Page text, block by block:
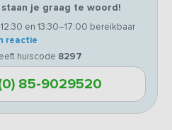
je graag te woord!
en 13:30–17:00 bereikbaar
reactie
huiscode 8297
85-9029520